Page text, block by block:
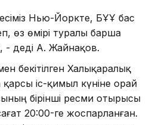
Нью-Йоркте, БҰҰ бас
өз өмірі туралы барша
- деді А. Жайнақов.
бекітілген Халықаралық
іс-қимыл күніне орай
бірінші ресми отырысы
20:00-ге жоспарланған.